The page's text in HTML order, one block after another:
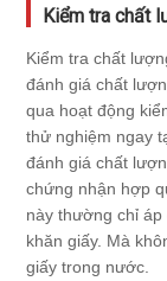
Kiểm tra chất
Kiểm tra chất
đánh giá chất
qua hoạt động
thử nghiệm ngay
đánh giá chất
chứng nhận hợp
này thường chỉ
khăn giấy. Mà
giấy trong nước.